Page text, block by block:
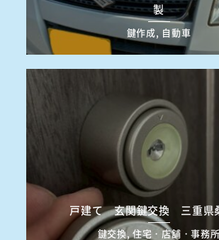
製
鍵作成, 自動車
戸建て 玄関鍵交換 三重県
鍵交換, 住宅・店舗・事務所